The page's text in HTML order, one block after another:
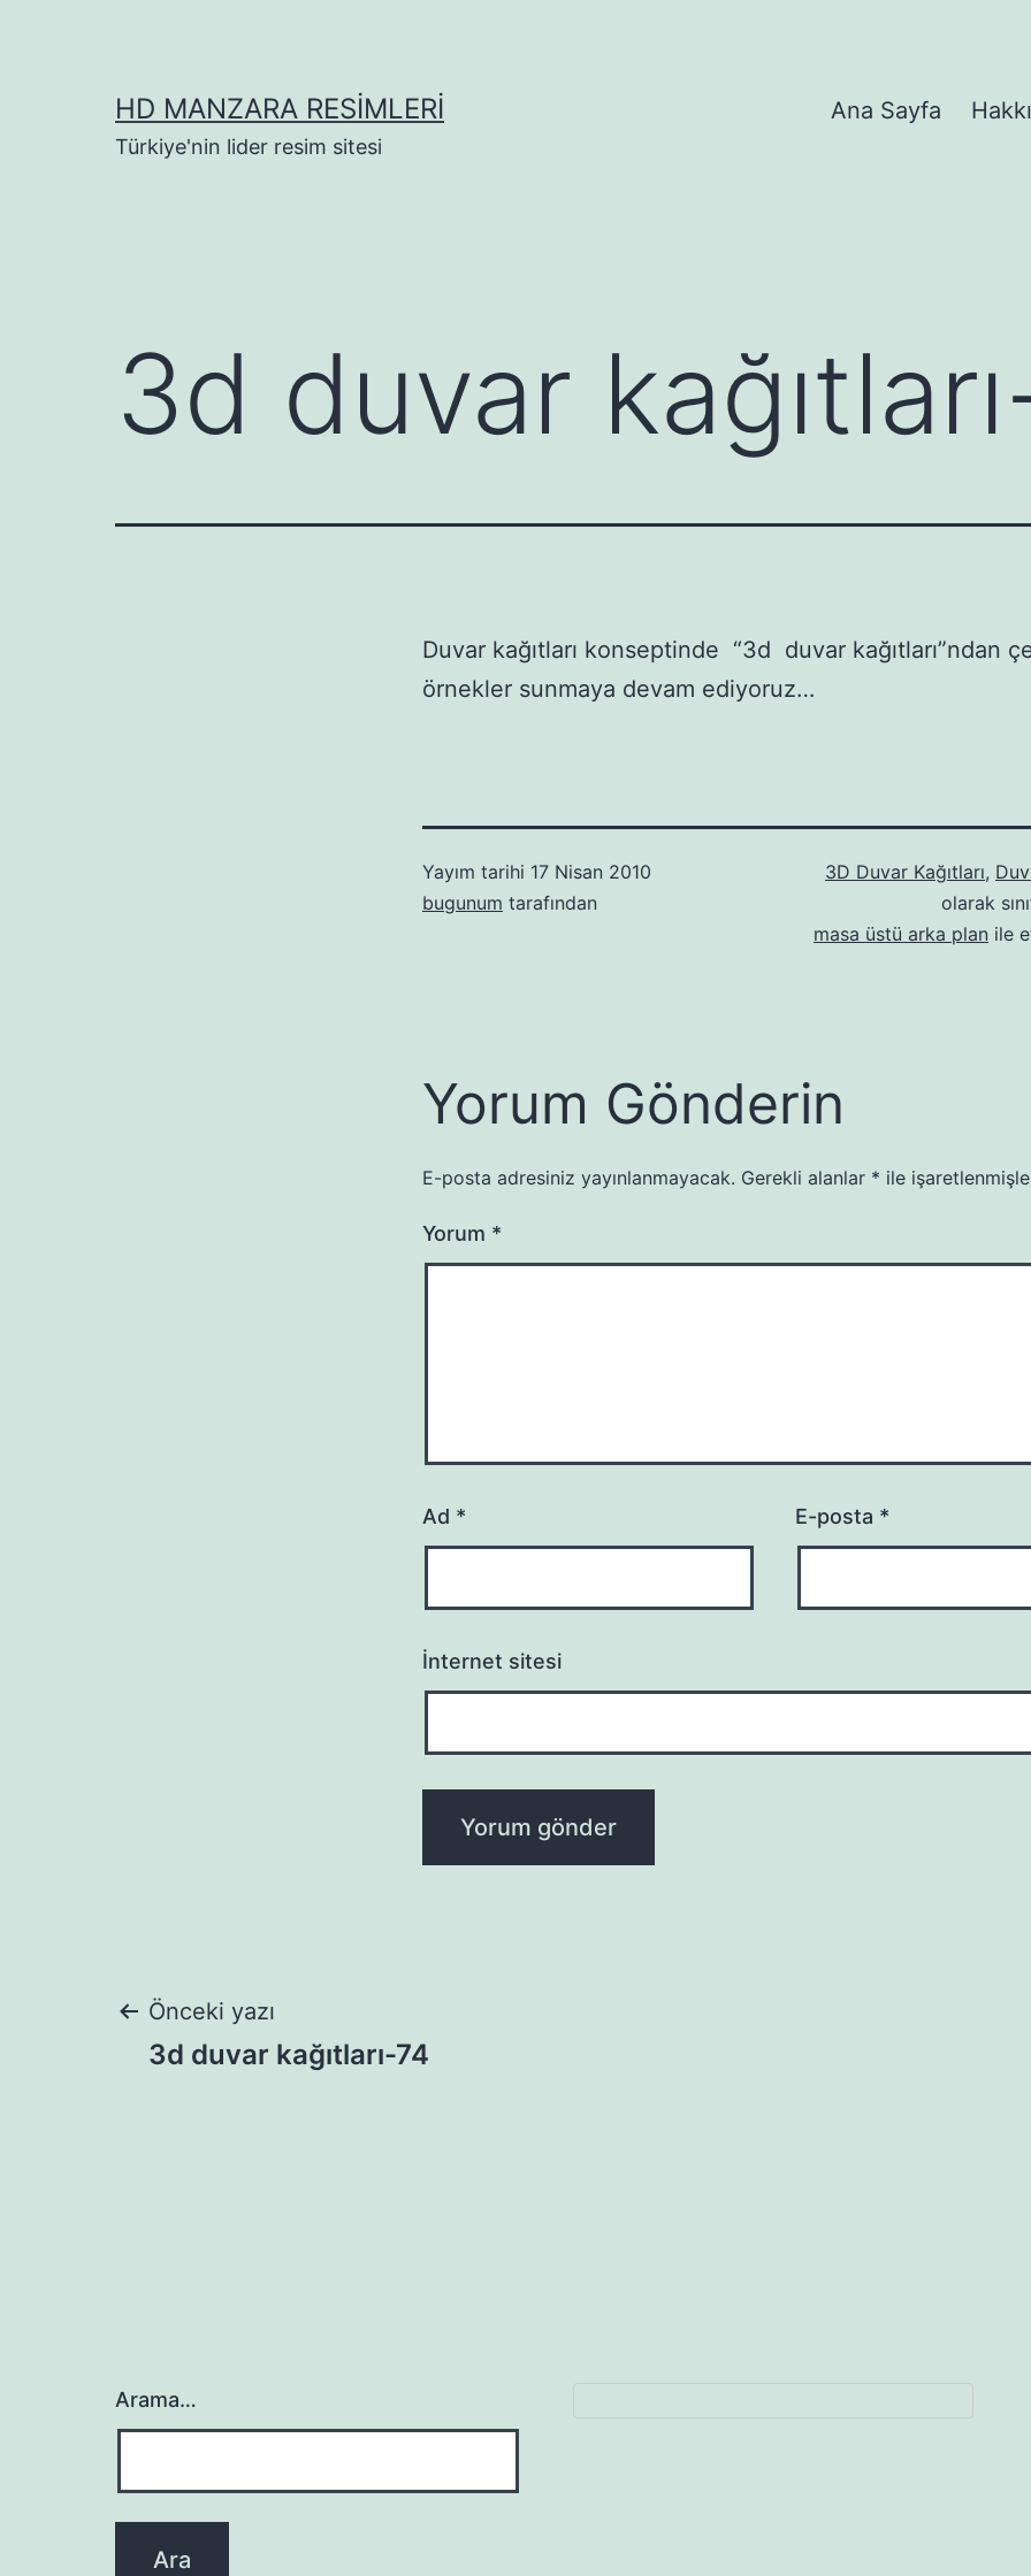
HD MANZARA RESIMLERI
Türkiye'nin lider resim sitesi
Ana Sayfa
3d duvar
Duvar kağıtları konseptinde “3d duvar kağıtları”ndan
örnekler sunmaya devam ediyoruz…
Yayım tarihi 17 Nisan 2010
bugunum tarafından
3D Duvar Kağıtları,
olarak
masa üstü arka plan ile
Yorum Gönderin
E-posta adresiniz yayınlanmayacak. Gerekli alanlar * ile
Yorum *
Ad * E-posta *
İnternet sitesi
Yazı
Önceki yazı
3d duvar kağıtları-74
Arama…